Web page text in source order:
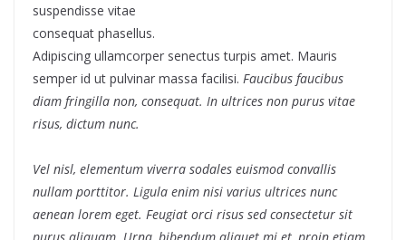
suspendisse vitae
consequat phasellus.
Adipiscing ullamcorper senectus turpis amet. Mauris
semper id ut pulvinar massa facilisi. Faucibus faucibus
diam fringilla non, consequat. In ultrices non purus vitae
risus, dictum nunc.
Vel nisl, elementum viverra sodales euismod convallis
nullam porttitor. Ligula enim nisi varius ultrices nunc
aenean lorem eget. Feugiat orci risus sed consectetur sit